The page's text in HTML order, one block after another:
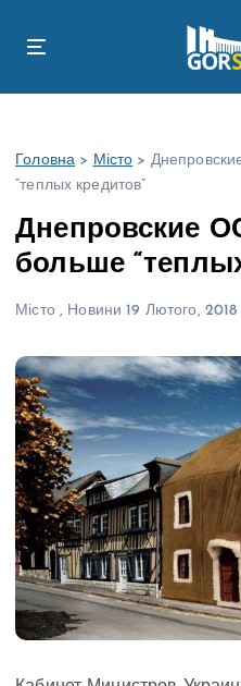
Головна > Місто >
“теплых кредитов”
Днепровские
больше
Місто, Новини 19 Лютого, 2018